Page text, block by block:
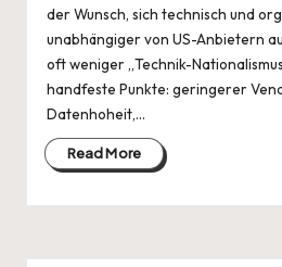
der Wunsch, sich technisch und
unabhängiger von US-Anbietern
oft weniger „Technik-
handfeste Punkte: geringerer
Datenhoheit,…
Read More